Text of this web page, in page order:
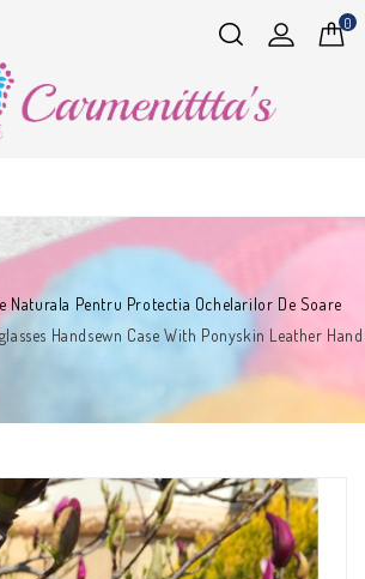
0
Naturala Pentru Protectia Ochelarilor De Soare
Handsewn Case With Ponyskin Leather